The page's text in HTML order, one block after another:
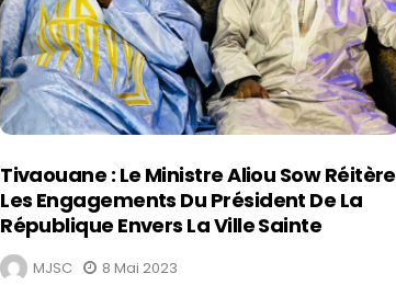
Tivaouane : Le Ministre Aliou Sow Réitère
Les Engagements Du Président De La
République Envers La Ville Sainte
MJSC 8 Mai 2023